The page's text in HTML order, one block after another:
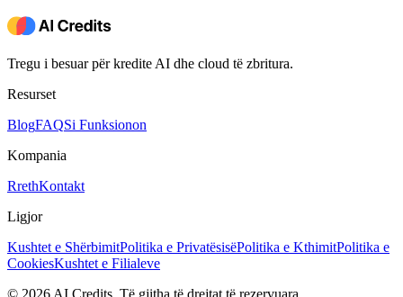
Tregu i besuar për kredite AI dhe cloud të zbritura.
Resurset
BlogFAQSi Funksionon
Kompania
RrethKontakt
Ligjor
Kushtet e ShërbimitPolitika e PrivatësisëPolitika e KthimitPolitika e
CookiesKushtet e Filialeve